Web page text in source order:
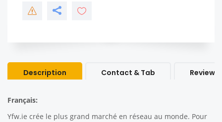
Description Contact & Tab Review
Français:
Yfw.ie crée le plus grand marché en réseau au monde. Pour